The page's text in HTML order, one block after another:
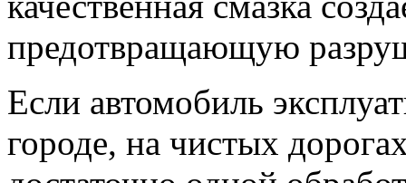
предотвращающую
Если автомобиль
городе, на чистых